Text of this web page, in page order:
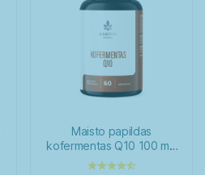
Maisto papildas
kofermentas Q10 100 mg
N60